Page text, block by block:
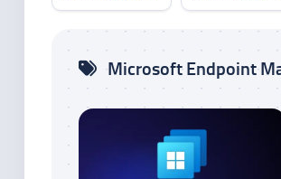
Microsoft Endpoint